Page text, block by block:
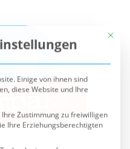
Einige von ihnen sind
Zustimmung zu freiwilligen
auf unserer